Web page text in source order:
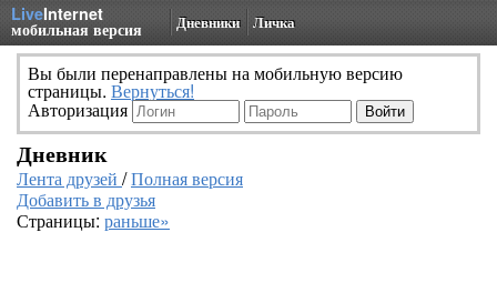
LiveInternet
мобильная версия Дневники Личка
Вы были перенаправлены на мобильную версию
страницы. Вернуться!
Авторизация
Дневник
Лента друзей /Полная версия
Добавить в друзья
Страницы: раньше»